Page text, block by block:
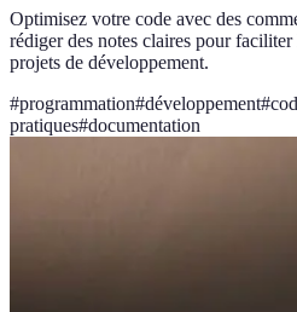
Optimisez votre code avec des
rédiger des notes claires pour
projets de développement.
#programmation#développement#
pratiques#documentation